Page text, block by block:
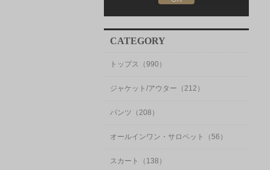
CATEGORY
トップス（990）
ジャケット/アウター（212）
パンツ（208）
オールインワン・サロペット（56）
スカート（138）